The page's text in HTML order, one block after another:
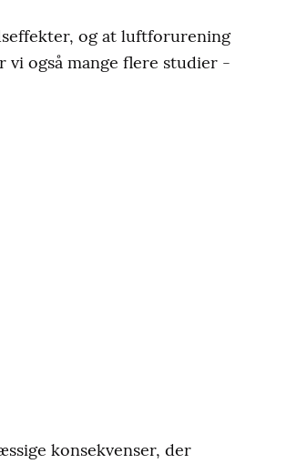
og at luftforurening
vi også mange flere studier -
konsekvenser, der